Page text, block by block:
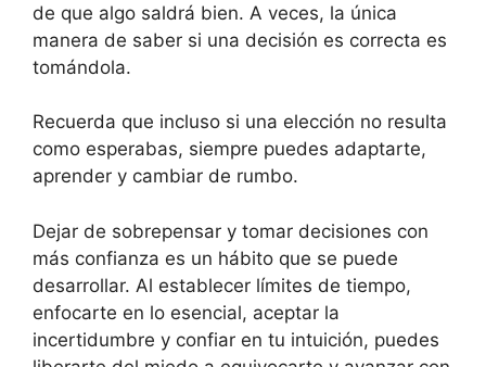
de que algo saldrá bien. A veces, la única
manera de saber si una decisión es correcta es
tomándola.
Recuerda que incluso si una elección no resulta
como esperabas, siempre puedes adaptarte,
aprender y cambiar de rumbo.
Dejar de sobrepensar y tomar decisiones con
más confianza es un hábito que se puede
desarrollar. Al establecer límites de tiempo,
enfocarte en lo esencial, aceptar la
incertidumbre y confiar en tu intuición, puedes